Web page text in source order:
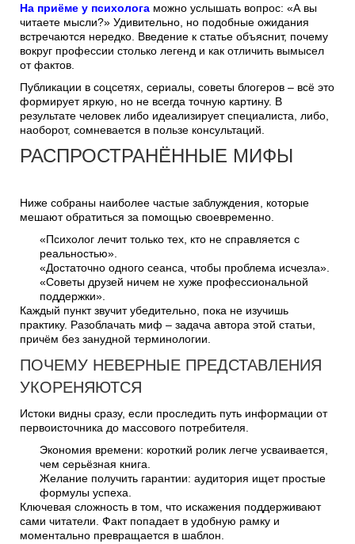
На приёме у психолога можно услышать вопрос: «А вы
читаете мысли?» Удивительно, но подобные ожидания
встречаются нередко. Введение к статье объяснит, почему
вокруг профессии столько легенд и как отличить вымысел
от фактов.
Публикации в соцсетях, сериалы, советы блогеров – всё это
формирует яркую, но не всегда точную картину. В
результате человек либо идеализирует специалиста, либо,
наоборот, сомневается в пользе консультаций.
РАСПРОСТРАНЁННЫЕ МИФЫ
Ниже собраны наиболее частые заблуждения, которые
мешают обратиться за помощью своевременно.
«Психолог лечит только тех, кто не справляется с
реальностью».
«Достаточно одного сеанса, чтобы проблема исчезла».
«Советы друзей ничем не хуже профессиональной
поддержки».
Каждый пункт звучит убедительно, пока не изучишь
практику. Разоблачать миф – задача автора этой статьи,
причём без занудной терминологии.
ПОЧЕМУ НЕВЕРНЫЕ ПРЕДСТАВЛЕНИЯ
УКОРЕНЯЮТСЯ
Истоки видны сразу, если проследить путь информации от
первоисточника до массового потребителя.
Экономия времени: короткий ролик легче усваивается,
чем серьёзная книга.
Желание получить гарантии: аудитория ищет простые
формулы успеха.
Ключевая сложность в том, что искажения поддерживают
сами читатели. Факт попадает в удобную рамку и
моментально превращается в шаблон.